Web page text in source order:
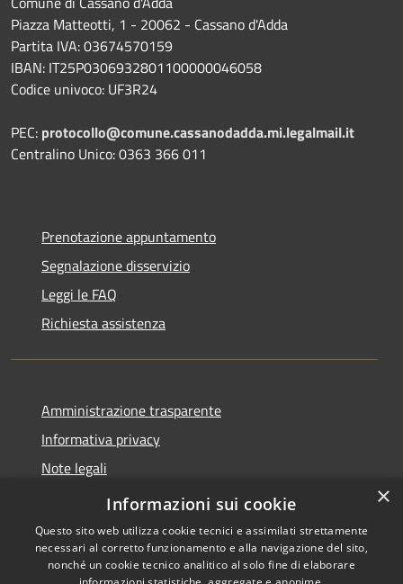
Piazza Matteotti, 1 - 20062 - Cassano d'Adda
Partita IVA: 03674570159
IBAN: IT25P0306932801100000046058
Codice univoco: UF3R24
PEC: protocollo@comune.cassanodadda.mi.legalmail.it
Centralino Unico: 0363 366 011
Prenotazione appuntamento
Segnalazione disservizio
Leggi le FAQ
Richiesta assistenza
Amministrazione trasparente
Informativa privacy
Note legali
Dichiarazione di accessibilità
×
Informazioni sui cookie
Questo sito web utilizza cookie tecnici e assimilati strettamente
necessari al corretto funzionamento e alla navigazione del sito,
nonché un cookie tecnico analitico al solo fine di elaborare